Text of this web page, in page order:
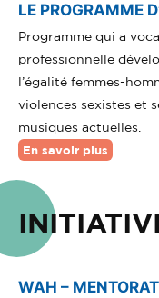
LE PROGRAMME
Programme qui a
professionnelle
l’égalité femmes-
violences sexistes et
musiques actuelles.
En savoir plus
WAH – MENTORAT